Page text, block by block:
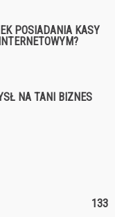
POSIADANIA KASY
NA TANI BIZNES
133